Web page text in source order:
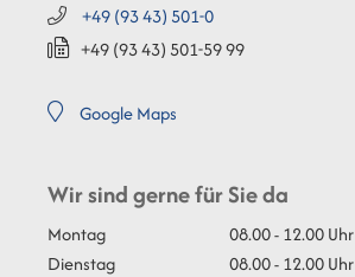
+49 (9343) 501-0
+49 (9343) 501-5999
Google Maps
Wir sind gerne für Sie da
Montag
08.00 - 12.00 Uhr
Dienstag
08.00 - 12.00 Uhr